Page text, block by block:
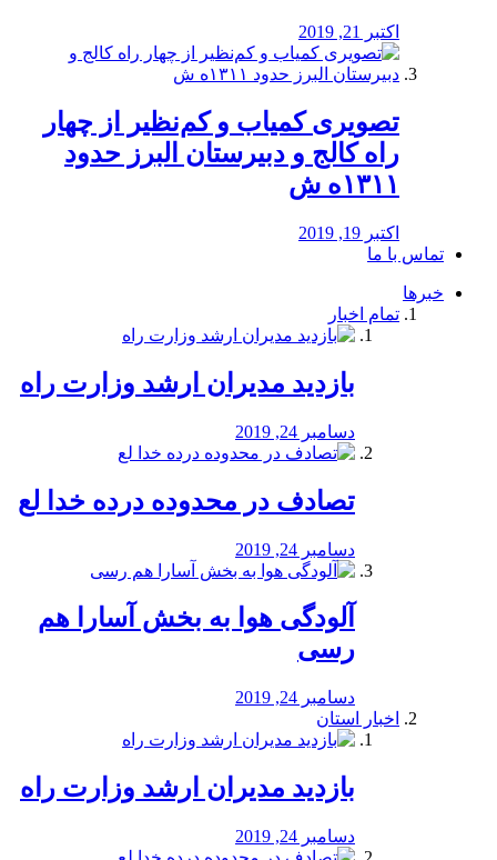
اکتبر 21, 2019
️تصویری کمیاب و کم‌نظیر از چهار
راه كالج و دبيرستان البرز حدود
۱۳۱۱ه ش
اکتبر 19, 2019
تماس با ما
خبرها
تمام اخبار
بازدید مدیران ارشد وزارت راه
دسامبر 24, 2019
تصادف در محدوده درده خدا لع
دسامبر 24, 2019
آلودگی هوا به بخش آسارا هم
رسی
دسامبر 24, 2019
اخبار استان
بازدید مدیران ارشد وزارت راه
دسامبر 24, 2019